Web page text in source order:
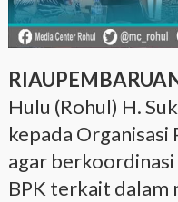
Hulu (Rohul) H.
kepada Organisasi
agar
BPK terkait dalam